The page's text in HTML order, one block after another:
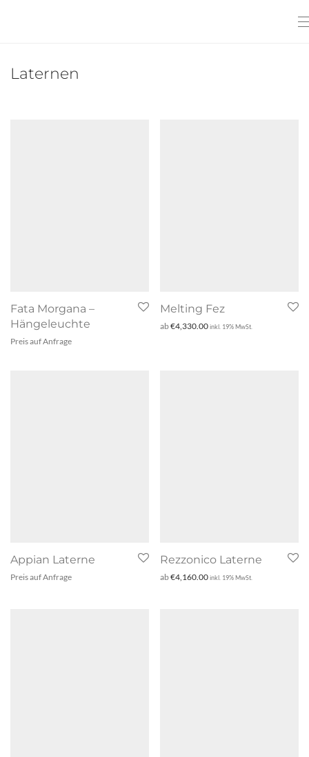
Laternen
Fata Morgana –
Hängeleuchte
Preis auf Anfrage
Melting Fez
ab€4,330.00inkl. 19% MwSt.
Appian Laterne
Preis auf Anfrage
Rezzonico Laterne
ab€4,160.00inkl. 19% MwSt.